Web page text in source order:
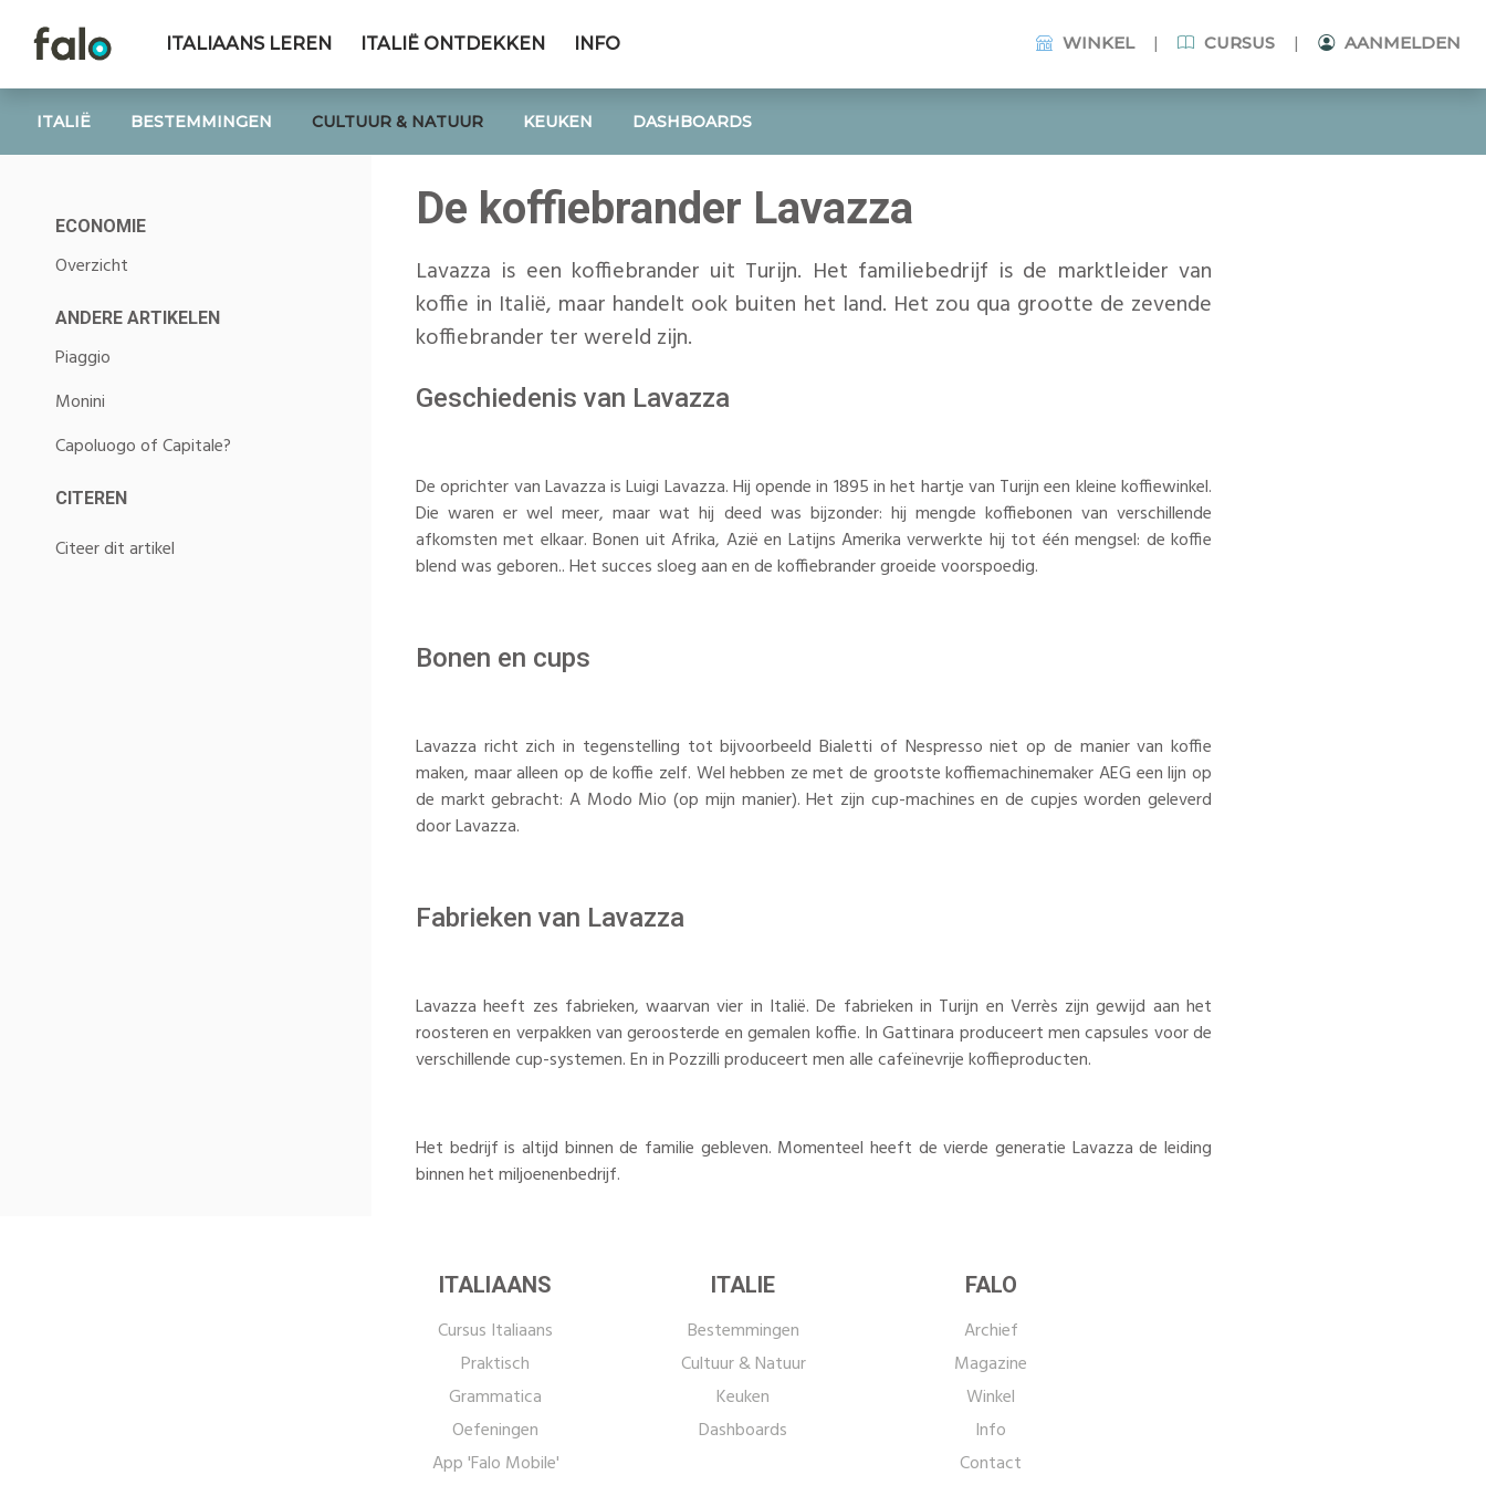
ITALIAANS LEREN ITALIË ONTDEKKEN INFO WINKEL | CURSUS | AANMELDEN
ITALIË BESTEMMINGEN CULTUUR & NATUUR KEUKEN DASHBOARDS
De koffiebrander Lavazza
Lavazza is een koffiebrander uit Turijn. Het familiebedrijf is de marktleider van
koffie in Italië, maar handelt ook buiten het land. Het zou qua grootte de zevende
koffiebrander ter wereld zijn.
Geschiedenis van Lavazza
De oprichter van Lavazza is Luigi Lavazza. Hij opende in 1895 in het hartje van Turijn een kleine koffiewinkel.
Die waren er wel meer, maar wat hij deed was bijzonder: hij mengde koffiebonen van verschillende
afkomsten met elkaar. Bonen uit Afrika, Azië en Latijns Amerika verwerkte hij tot één mengsel: de koffie
blend was geboren.. Het succes sloeg aan en de koffiebrander groeide voorspoedig.
Bonen en cups
Lavazza richt zich in tegenstelling tot bijvoorbeeld Bialetti of Nespresso niet op de manier van koffie
maken, maar alleen op de koffie zelf. Wel hebben ze met de grootste koffiemachinemaker AEG een lijn op
de markt gebracht: A Modo Mio (op mijn manier). Het zijn cup-machines en de cupjes worden geleverd
door Lavazza.
Fabrieken van Lavazza
Lavazza heeft zes fabrieken, waarvan vier in Italië. De fabrieken in Turijn en Verrès zijn gewijd aan het
roosteren en verpakken van geroosterde en gemalen koffie. In Gattinara produceert men capsules voor de
verschillende cup-systemen. En in Pozzilli produceert men alle cafeïnevrije koffieproducten.
Het bedrijf is altijd binnen de familie gebleven. Momenteel heeft de vierde generatie Lavazza de leiding
binnen het miljoenenbedrijf.
ECONOMIE
Overzicht
ANDERE ARTIKELEN
Piaggio
Monini
Capoluogo of Capitale?
CITEREN
Citeer dit artikel
ITALIAANS
Cursus Italiaans
Praktisch
Grammatica
Oefeningen
App 'Falo Mobile'
ITALIE
Bestemmingen
Cultuur & Natuur
Keuken
Dashboards
FALO
Archief
Magazine
Winkel
Info
Contact